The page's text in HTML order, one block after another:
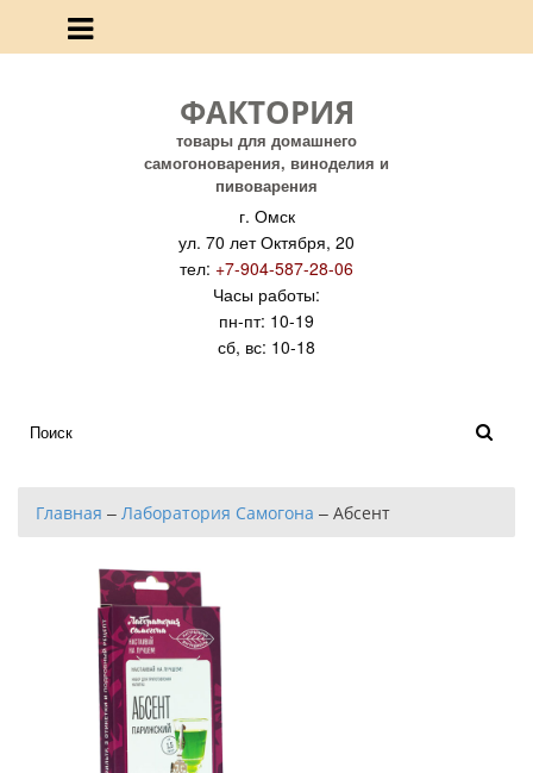
ФАКТОРИЯ
товары для домашнего
самогоноварения, виноделия и
пивоварения
г. Омск
ул. 70 лет Октября, 20
тел: +7-904-587-28-06
Часы работы:
пн-пт: 10-19
сб, вс: 10-18
Главная – Лаборатория Самогона – Абсент